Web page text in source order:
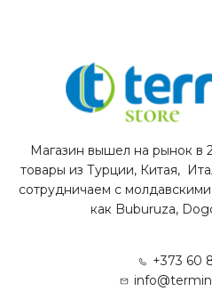
Магазин вышел на рынок в
товары из Турции, Китая,
сотрудничаем с
как Buburuza,
+373 60